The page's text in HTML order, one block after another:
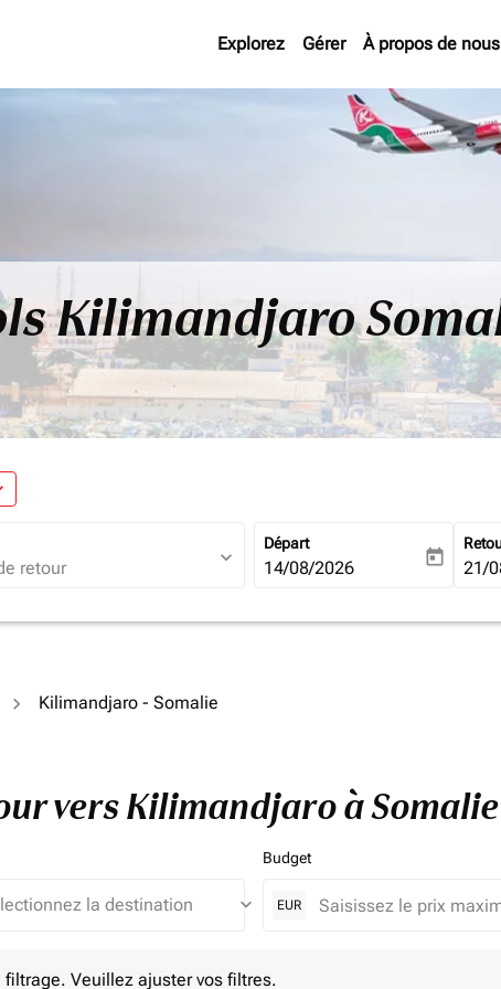
Explorez Gérer À propos de nous
Kilimandjaro
expand_more
Départ
fc-booking-departure-date-
14/08/2026 today fc-
21/
Kilimandjaro - Somalie
vers Kilimandjaro à
keyboard_arrow_down
Budget
EUR
Veuillez ajuster vos filtres.